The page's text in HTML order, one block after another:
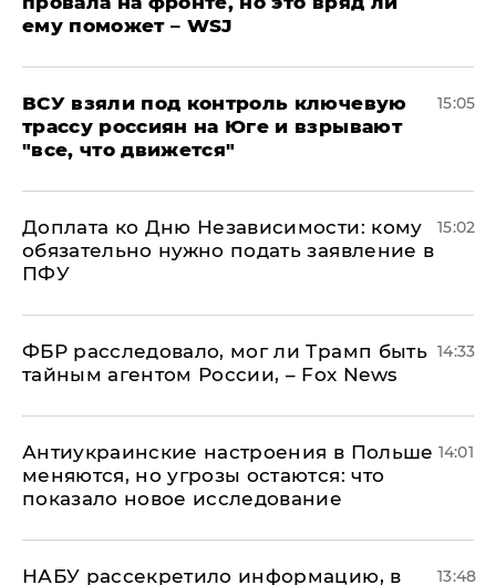
ему поможет – WSJ
ВСУ взяли под контроль ключевую
трассу россиян на Юге и взрывают
"все, что движется"
15:05
Доплата ко Дню Независимости: кому
обязательно нужно подать заявление в
ПФУ
15:02
ФБР расследовало, мог ли Трамп быть
тайным агентом России, – Fox News
14:33
Антиукраинские настроения в Польше
меняются, но угрозы остаются: что
показало новое исследование
14:01
НАБУ рассекретило информацию, в
13:48